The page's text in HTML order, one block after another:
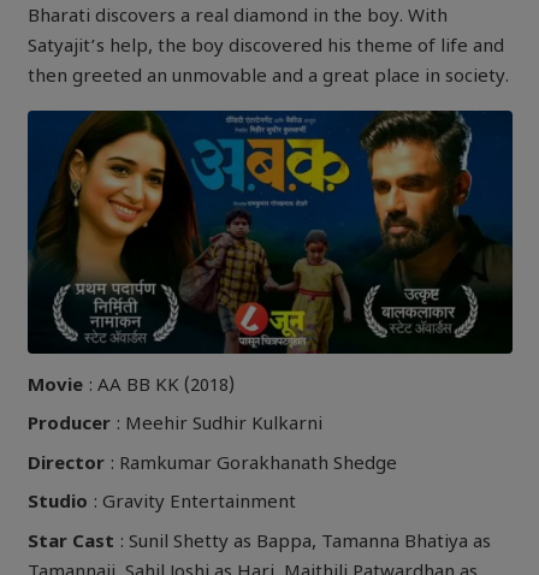
Bharati discovers a real diamond in the boy. With
Satyajit’s help, the boy discovered his theme of life and
then greeted an unmovable and a great place in society.
Movie: AA BB KK (2018)
Producer: Meehir Sudhir Kulkarni
Director: Ramkumar Gorakhanath Shedge
Studio : Gravity Entertainment
Star Cast : Sunil Shetty as Bappa, Tamanna Bhatiya as